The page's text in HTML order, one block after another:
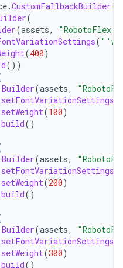
.CustomFallbackBuilder(
(
(assets,
(
(400)
())
Builder(assets,
setFontVariationSettings
setWeight(100)
build()
Builder(assets,
setFontVariationSettings
setWeight(200)
build()
Builder(assets,
setFontVariationSettings
setWeight(300)
build()